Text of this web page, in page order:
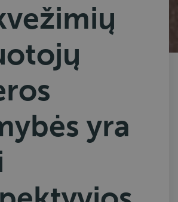
yra